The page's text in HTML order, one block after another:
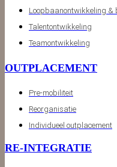
Loopbaanontwikkeling &
Talentontwikkeling
Teamontwikkeling
OUTPLACEMENT
Pre-mobiliteit
Reorganisatie
Individueel outplacement
RE-INTEGRATIE